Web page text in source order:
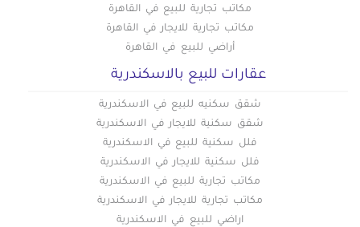
مكاتب تجارية للبيع في القاهرة
مكاتب تجارية للايجار في القاهرة
أراضي للبيع في القاهرة
عقارات للبيع بالاسكندرية
شقق سكنيه للبيع في الاسكندرية
شقق سكنية للايجار في الاسكندرية
فلل سكنية للبيع في الاسكندرية
فلل سكنية للايجار في الاسكندرية
مكاتب تجارية للبيع في الاسكندرية
مكاتب تجارية للايجار في الاسكندرية
اراضي للبيع في الاسكندرية